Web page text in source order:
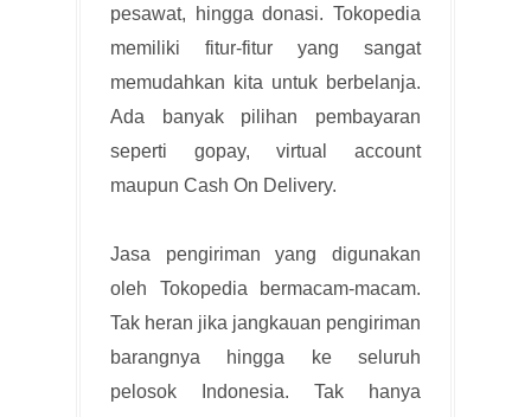
pesawat, hingga donasi. Tokopedia
memiliki fitur-fitur yang sangat
memudahkan kita untuk berbelanja.
Ada banyak pilihan pembayaran
seperti gopay, virtual account
maupun Cash On Delivery.
Jasa pengiriman yang digunakan
oleh Tokopedia bermacam-macam.
Tak heran jika jangkauan pengiriman
barangnya hingga ke seluruh
pelosok Indonesia. Tak hanya